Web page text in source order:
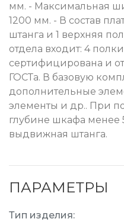
мм. - Максимальная
1200 мм. - В состав
штанга и 1 верхняя
отдела входит: 4
сертифицирована и
ГОСТа. В базовую
дополнительные
элементы и др.. При
глубине шкафа менее
выдвижная штанга.
ПАРАМЕТРЫ
Тип изделия: